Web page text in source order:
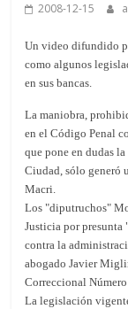
2008-12-15
Un video difundido
como algunos
en sus bancas.
La maniobra,
en el Código Penal
que pone en dudas
Ciudad, sólo generó
Macri.
Los "diputruchos"
Justicia por
contra la
abogado Javier
Correccional
La legislación